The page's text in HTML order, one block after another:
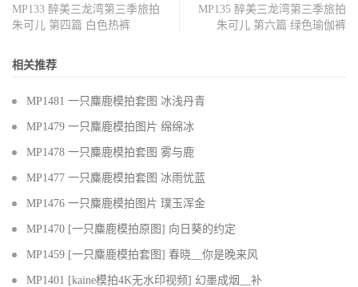
MP133 醉美三龙湾第三季旅拍
朱可儿 第四篇 白色热裤
MP135 醉美三龙湾第三季旅拍
朱可儿 第六篇 绿色瑜伽裤
相关推荐
MP1481 一只麋鹿模拍套图 冰浅丹青
MP1479 一只麋鹿模拍图片 绵绵冰
MP1478 一只麋鹿模拍套图 雾与鹿
MP1477 一只麋鹿模拍套图 冰雨忧蓝
MP1476 一只麋鹿模拍图片 璞玉浑金
MP1470 [一只麋鹿模拍原图] 向日葵的约定
MP1459 [一只麋鹿模拍套图] 春晓__你是晚来风
MP1401 [kaine模拍4K无水印视频] 幻墨成烟__补